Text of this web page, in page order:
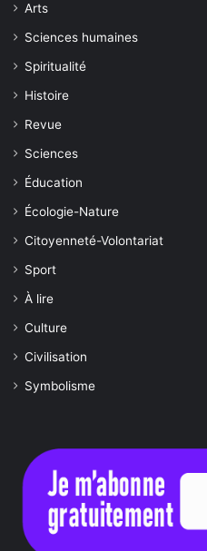
Arts
Sciences humaines
Spiritualité
Histoire
Revue
Sciences
Éducation
Écologie-Nature
Citoyenneté-Volontariat
Sport
À lire
Culture
Civilisation
Symbolisme